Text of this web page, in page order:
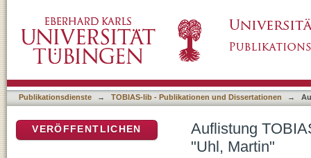
Publikationsdienste → TOBIAS-lib - Publikationen und Dissertationen →
Auflistung
"Uhl, Martin"
VERÖFFENTLICHEN